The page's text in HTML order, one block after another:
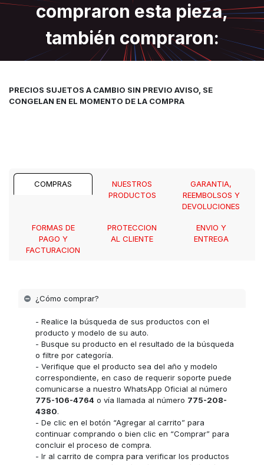
compraron esta pieza,
también compraron:
PRECIOS SUJETOS A CAMBIO SIN PREVIO AVISO, SE
CONGELAN EN EL MOMENTO DE LA COMPRA
COMPRAS
NUESTROS
PRODUCTOS
GARANTIA,
REEMBOLSOS Y
DEVOLUCIONES
FORMAS DE
PAGO Y
FACTURACION
PROTECCION
AL CLIENTE
ENVIO Y
ENTREGA
¿Cómo comprar?
- Realice la búsqueda de sus productos con el
producto y modelo de su auto.
- Busque su producto en el resultado de la búsqueda
o filtre por categoría.
- Verifique que el producto sea del año y modelo
correspondiente, en caso de requerir soporte puede
comunicarse a nuestro WhatsApp Oficial al número
775-106-4764 o vía llamada al número 775-208-
4380.
- De clic en el botón “Agregar al carrito” para
continuar comprando o bien clic en “Comprar” para
concluir el proceso de compra.
- Ir al carrito de compra para verificar los productos